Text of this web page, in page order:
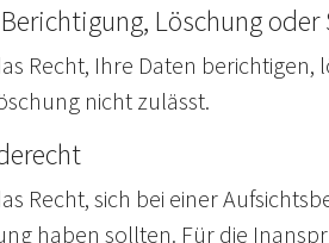
Löschung oder
Recht, Ihre Daten
nicht zulässt.
Recht, sich bei einer
haben sollten. Für die